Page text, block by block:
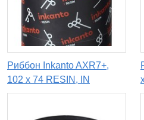
Риббон Inkanto AXR7+,
102 х 74 RESIN, IN